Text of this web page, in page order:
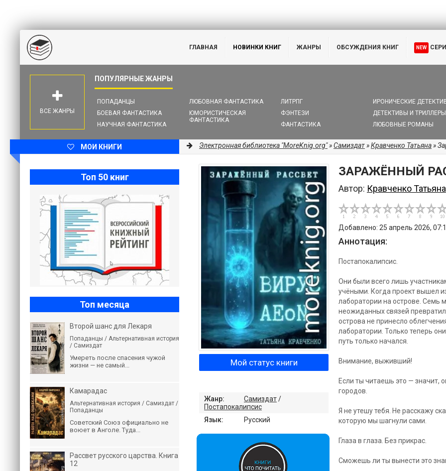
ГЛАВНАЯ НОВИНКИ КНИГ ЖАНРЫ ОБСУЖДЕНИЯ КНИГ NEW
ПОПАДАНЦЫ
БОЕВАЯ ФАНТАСТИКА
НАУЧНАЯ ФАНТАСТИКА
ЛЮБОВНАЯ ФАНТАСТИКА
ЮМОРИСТИЧЕСКАЯ
ФАНТАСТИКА
ЛИТРПГ
ФЭНТЕЗИ
ФАНТАСТИКА
ИРОНИЧЕСКИЕ
ДЕТЕКТИВЫ И ТРИЛЛЕРЫ
ЛЮБОВНЫЕ РОМАНЫ
ВСЕ ЖАНРЫ
МОИ КНИГИ Электронная библиотека "MoreKnig.org"»Самиздат»Кравченко Татьяна»
ЗАРАЖЁННЫЙ
Автор: Кравченко Татьяна
Добавлено: 25 апрель 2026,
Аннотация:
Постапокалипсис.
Они были всего лишь
учёными. Когда проект вышел
лаборатории на острове. Семь
неожиданных связей
острова не принесло
лаборатории. Только теперь
путь только начался.
Внимание, выживший!
Если ты читаешь это — значит,
городов.
Я не утешу тебя. Не расскажу
которую мы шагнули сами.
Глаза в глаза. Без прикрас.
Сможешь ли ты вынести это
Мой статус книги
Жанр: Самиздат/
Постапокалипсис
Язык:
Русский
Топ 50 книг
Топ месяца
Второй шанс для Лекаря
Попаданцы / Альтернативная история
/ Самиздат
Умереть после спасения чужой
жизни — не самый...
Камарадас
Альтернативная история / Самиздат /
Попаданцы
Советский Союз официально не
воюет в Анголе. Туда...
Рассвет русского царства. Книга
12